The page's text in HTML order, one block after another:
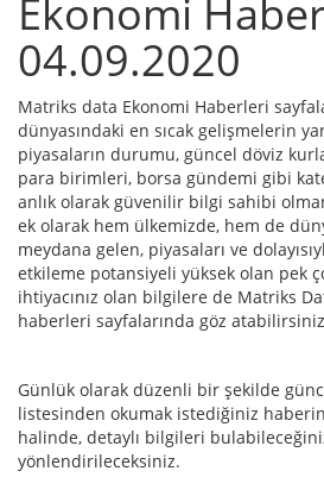
Ekonomi
04.09.2020
Matriks data Ekonomi Haberleri
dünyasındaki en sıcak gelişmelerin
piyasaların durumu, güncel döviz
para birimleri, borsa gündemi gibi
anlık olarak güvenilir bilgi sahibi
ek olarak hem ülkemizde, hem de
meydana gelen, piyasaları ve
etkileme potansiyeli yüksek olan pek
ihtiyacınız olan bilgilere de Matriks
haberleri sayfalarında göz
Günlük olarak düzenli bir şekilde
listesinden okumak istediğiniz
halinde, detaylı bilgileri
yönlendirileceksiniz.